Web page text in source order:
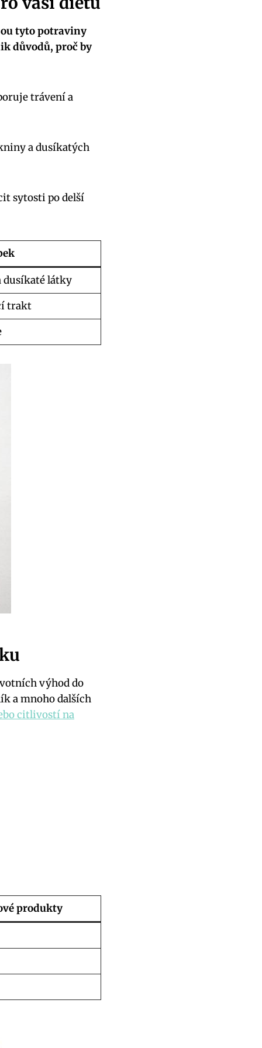
tyto potraviny
důvodů, proč by
trávení a
a dusíkatých
sytosti po delší
dusíkaté látky
trakt
výhod do
a mnoho dalších
citlivostí na
produkty